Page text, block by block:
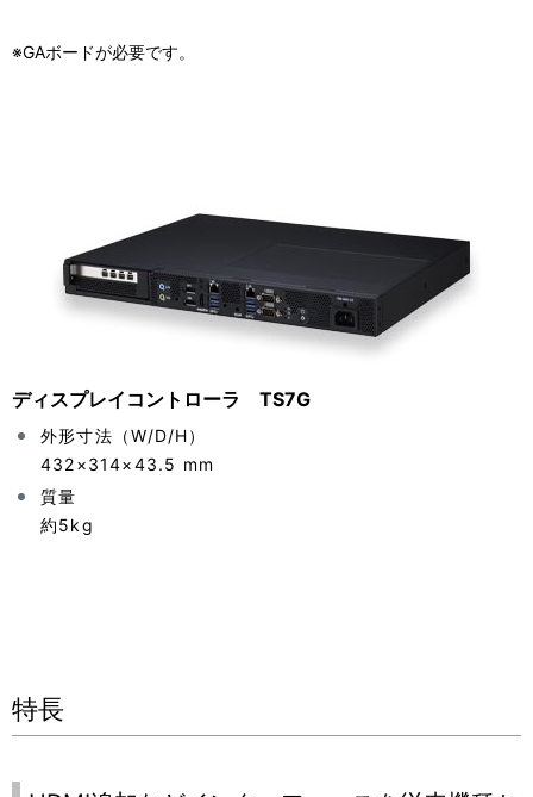
※GAボードが必要です。
ディスプレイコントローラ TS7G
外形寸法（W/D/H）
432×314×43.5 mm
質量
約5kg
特長